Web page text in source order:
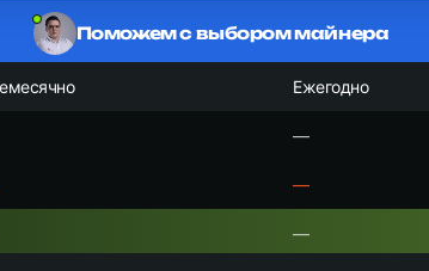
Поможем с выбором майнера
Ежегодно
—
—
—